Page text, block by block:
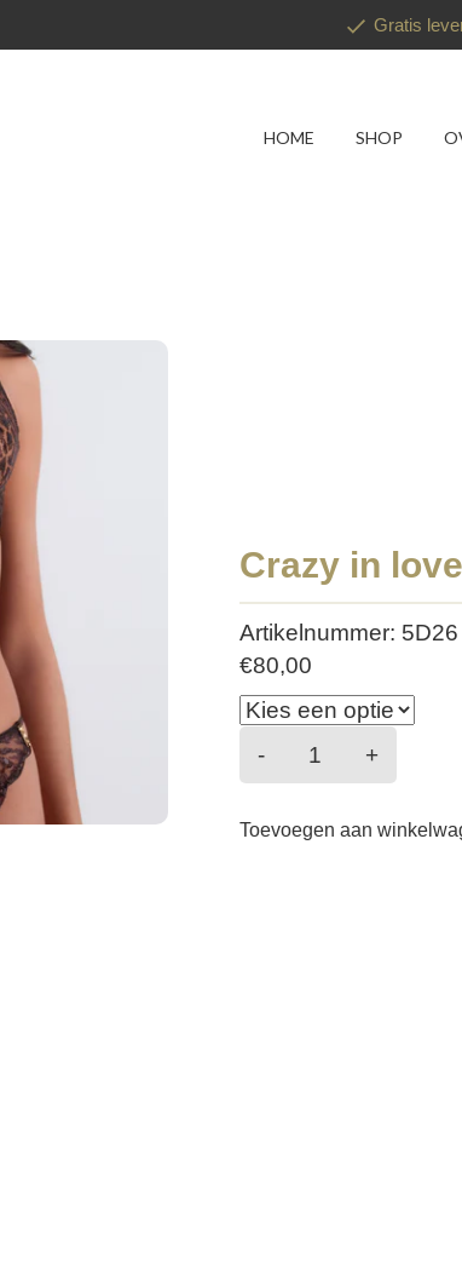
Gratis
HOME SHOP
Crazy in
Artikelnummer: 5D26
€80,00
-
Crazy
-
+
Toevoegen aan